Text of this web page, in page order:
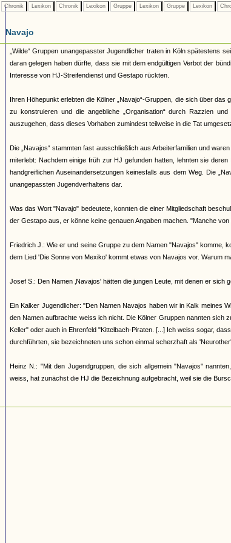
Chronik Lexikon Chronik Lexikon Gruppe Lexikon Gruppe Lexikon
Navajo
„Wilde“ Gruppen unangepasster Jugendlicher traten in Köln spätestens
daran gelegen haben dürfte, dass sie mit dem endgültigen Verbot der
Interesse von HJ-Streifendienst und Gestapo rückten.
Ihren Höhepunkt erlebten die Kölner „Navajo“-Gruppen, die sich über
zu konstruieren und die angebliche „Organisation“ durch Razzien
auszugehen, dass dieses Vorhaben zumindest teilweise in die Tat
Die „Navajos“ stammten fast ausschließlich aus Arbeiterfamilien und
miterlebt: Nachdem einige früh zur HJ gefunden hatten, lehnten sie
handgreiflichen Auseinandersetzungen keinesfalls aus dem Weg. Die
unangepassten Jugendverhaltens dar.
Was das Wort "Navajo" bedeutete, konnten die einer Mitgliedschaft
der Gestapo aus, er könne keine genauen Angaben machen. "Manche
Friedrich J.: Wie er und seine Gruppe zu dem Namen "Navajos" komme,
dem Lied 'Die Sonne von Mexiko' kommt etwas von Navajos vor. Warum
Josef S.: Den Namen ‚Navajos' hätten die jungen Leute, mit denen er
Ein Kalker Jugendlicher: "Den Namen Navajos haben wir in Kalk meines
den Namen aufbrachte weiss ich nicht. Die Kölner Gruppen nannten sich
Keller" oder auch in Ehrenfeld "Kittelbach-Piraten. [...] Ich weiss sogar,
durchführten, sie bezeichneten uns schon einmal scherzhaft als
Heinz N.: "Mit den Jugendgruppen, die sich allgemein "Navajos"
weiss, hat zunächst die HJ die Bezeichnung aufgebracht, weil sie die